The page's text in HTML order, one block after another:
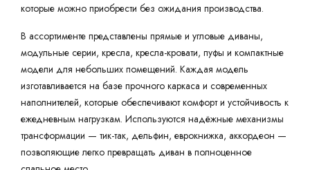
которые можно приобрести без ожидания производства.
В ассортименте представлены прямые и угловые диваны,
модульные серии, кресла, кресла-кровати, пуфы и компактные
модели для небольших помещений. Каждая модель
изготавливается на базе прочного каркаса и современных
наполнителей, которые обеспечивают комфорт и устойчивость к
ежедневным нагрузкам. Используются надёжные механизмы
трансформации — тик-так, дельфин, еврокнижка, аккордеон —
позволяющие легко превращать диван в полноценное